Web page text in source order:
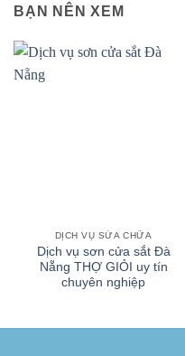
BẠN NÊN XEM
DỊCH VỤ SỬA CHỮA
Dịch vụ sơn cửa sắt Đà
Nẵng THỢ GIỎI uy tín
chuyên nghiệp